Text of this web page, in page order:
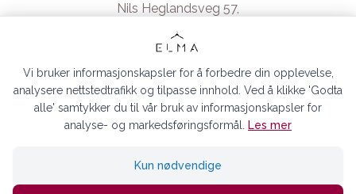
Nils Heglandsveg 57,
4735 Evje, Norway
- Org. nr. 923370994
Vi bruker informasjonskapsler for å forbedre din opplevelse,
analysere nettstedtrafikk og tilpasse innhold. Ved å klikke 'Godta
alle' samtykker du til vår bruk av informasjonskapsler for
analyse- og markedsføringsformål.
Les mer
Kun nødvendige